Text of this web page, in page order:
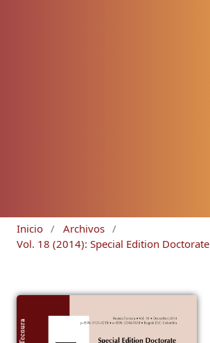
Inicio / Archivos /
Vol. 18 (2014): Special Edition Doctorate